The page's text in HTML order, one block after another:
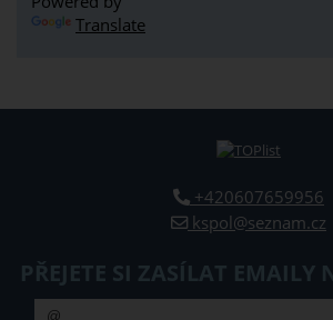
Translate
+420607659956
kspol@seznam.cz
PŘEJETE SI ZASÍLAT EMAILY